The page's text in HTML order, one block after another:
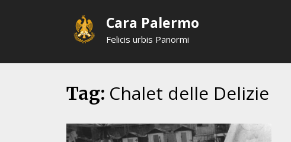
Cara Palermo
Felicis urbis Panormi
Tag: Chalet delle Delizie